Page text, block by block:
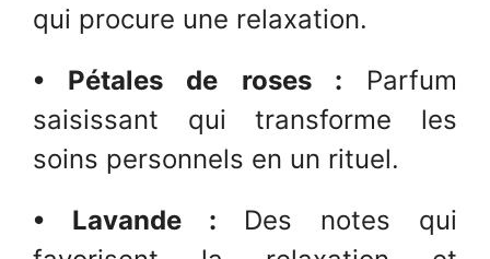
qui procure une relaxation.
• Pétales de roses : Parfum
saisissant qui transforme les
soins personnels en un rituel.
• Lavande : Des notes qui